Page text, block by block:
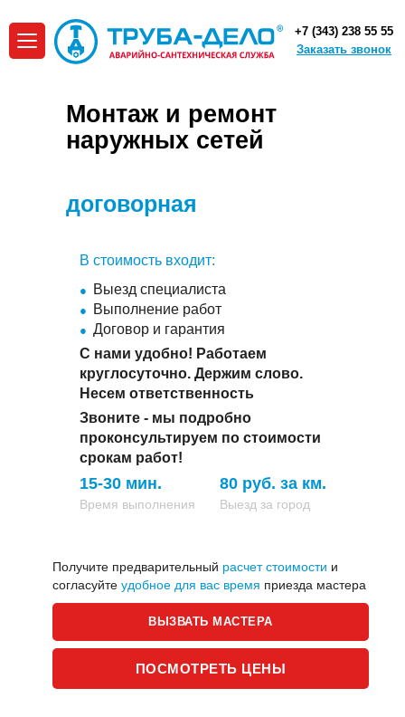
+7 (343) 238 55 55
Заказать звонок
Монтаж и ремонт
наружных сетей
договорная
В стоимость входит:
Выезд специалиста
Выполнение работ
Договор и гарантия
С нами удобно! Работаем
круглосуточно. Держим слово.
Несем ответственность
Звоните - мы подробно
проконсультируем по стоимости
срокам работ!
Время выполнения
15-30 мин.
Выезд за город
80 руб. за км.
Получите предварительный расчет стоимости и
согласуйте удобное для вас время приезда мастера